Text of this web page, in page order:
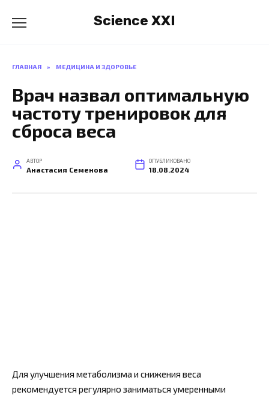
содержанию
Science XXI
ГЛАВНАЯ » МЕДИЦИНА И ЗДОРОВЬЕ
Врач назвал оптимальную
частоту тренировок для
сброса веса
АВТОР
Анастасия Семенова
ОПУБЛИКОВАНО
18.08.2024
Для улучшения метаболизма и снижения веса
рекомендуется регулярно заниматься умеренными